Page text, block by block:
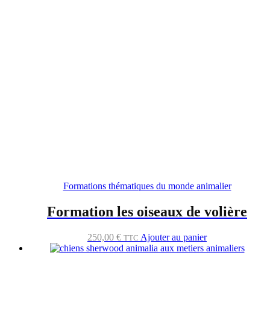
Formations thématiques du monde animalier
Formation les oiseaux de volière
250,00 € TTC Ajouter au panier